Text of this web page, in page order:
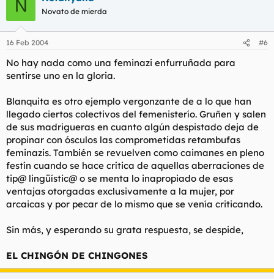
N Novato de mierda
16 Feb 2004 #6
No hay nada como una feminazi enfurruñada para
sentirse uno en la gloria.
Blanquita es otro ejemplo vergonzante de a lo que han
llegado ciertos colectivos del femenisterío. Gruñen y salen
de sus madrigueras en cuanto algún despistado deja de
propinar con ósculos las comprometidas retambufas
feminazis. También se revuelven como caimanes en pleno
festín cuando se hace crítica de aquellas aberraciones de
tip@ lingüístic@ o se menta lo inapropiado de esas
ventajas otorgadas exclusivamente a la mujer, por
arcaicas y por pecar de lo mismo que se venía criticando.
Sin más, y esperando su grata respuesta, se despide,
EL CHINGÓN DE CHINGONES